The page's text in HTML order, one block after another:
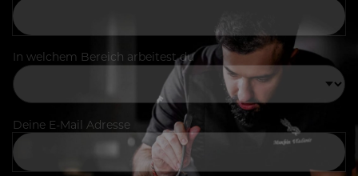
In welchem Bereich arbeitest du
Deine E-Mail Adresse